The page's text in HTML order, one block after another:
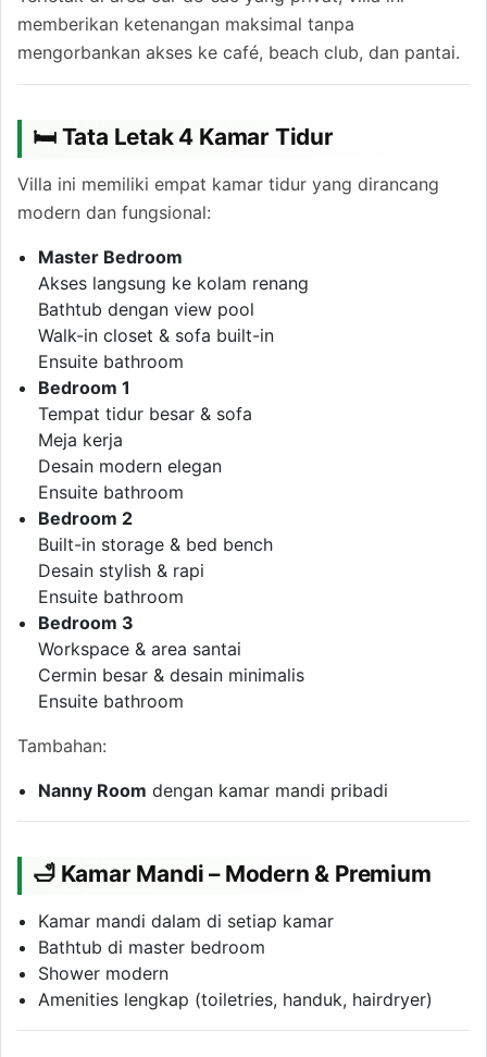
memberikan ketenangan maksimal tanpa
mengorbankan akses ke café, beach club, dan pantai.
🛏 Tata Letak 4 Kamar Tidur
Villa ini memiliki empat kamar tidur yang dirancang
modern dan fungsional:
Master Bedroom
Akses langsung ke kolam renang
Bathtub dengan view pool
Walk-in closet & sofa built-in
Ensuite bathroom
Bedroom 1
Tempat tidur besar & sofa
Meja kerja
Desain modern elegan
Ensuite bathroom
Bedroom 2
Built-in storage & bed bench
Desain stylish & rapi
Ensuite bathroom
Bedroom 3
Workspace & area santai
Cermin besar & desain minimalis
Ensuite bathroom
Tambahan:
Nanny Room dengan kamar mandi pribadi
🛁 Kamar Mandi – Modern & Premium
Kamar mandi dalam di setiap kamar
Bathtub di master bedroom
Shower modern
Amenities lengkap (toiletries, handuk, hairdryer)